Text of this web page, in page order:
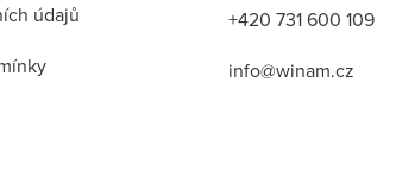
údajů
+420 731 600 109
info@winam.cz